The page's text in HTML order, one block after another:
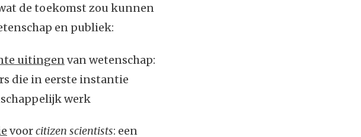
de toekomst zou kunnen
en publiek:
uitingenvan wetenschap:
die in eerste instantie
werk
voorcitizen scientists: een